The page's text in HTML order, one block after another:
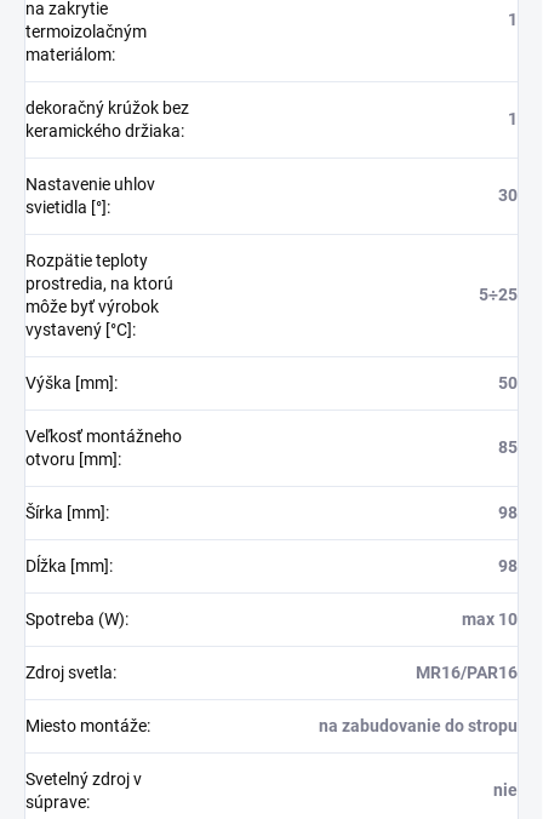
na zakrytie
termoizolačným
materiálom:
1
dekoračný krúžok bez
keramického držiaka:
1
Nastavenie uhlov
svietidla [°]:
30
Rozpätie teploty
prostredia, na ktorú
môže byť výrobok
vystavený [°C]:
5÷25
Výška [mm]: 50
Veľkosť montážneho
otvoru [mm]:
85
Šírka [mm]: 98
Dĺžka [mm]: 98
Spotreba (W): max 10
Zdroj svetla: MR16/PAR16
Miesto montáže: na zabudovanie do stropu
Svetelný zdroj v
súprave:
nie